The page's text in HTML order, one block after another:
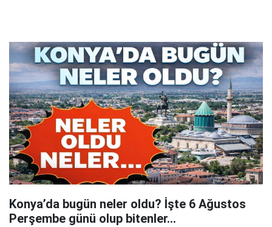
Konya’da bugün neler oldu? İşte 6 Ağustos
Perşembe günü olup bitenler…